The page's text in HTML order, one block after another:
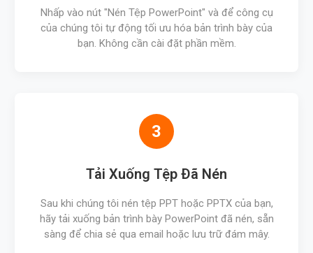
Nhấp vào nút "Nén Tệp PowerPoint" và để công cụ
của chúng tôi tự động tối ưu hóa bản trình bày của
bạn. Không cần cài đặt phần mềm.
3
Tải Xuống Tệp Đã Nén
Sau khi chúng tôi nén tệp PPT hoặc PPTX của bạn,
hãy tải xuống bản trình bày PowerPoint đã nén, sẵn
sàng để chia sẻ qua email hoặc lưu trữ đám mây.